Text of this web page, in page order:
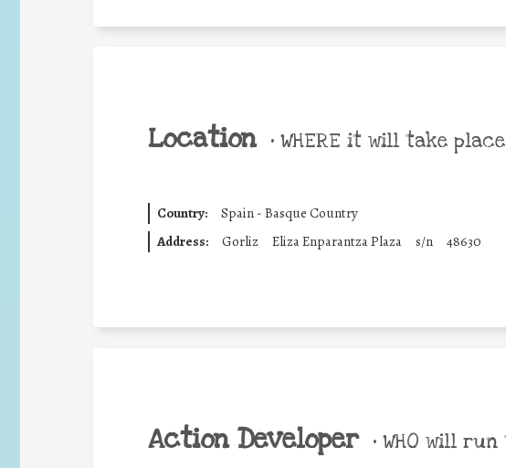
Location • WHERE it will take place
Country:
Spain - Basque Country
Address:
Gorliz Eliza Enparantza Plaza s/n 48630
Action Developer • WHO will